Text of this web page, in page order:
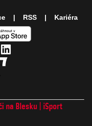
na Blesku
iSport
RSS Kariéra